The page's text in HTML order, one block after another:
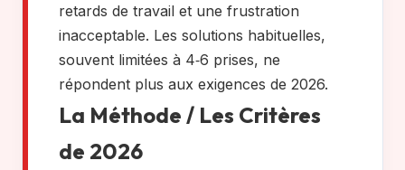
retards de travail et une frustration
inacceptable. Les solutions habituelles,
souvent limitées à 4‑6 prises, ne
répondent plus aux exigences de 2026.
La Méthode / Les Critères
de 2026